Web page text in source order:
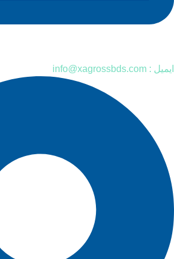
ایمیل : info@xagrossbds.com